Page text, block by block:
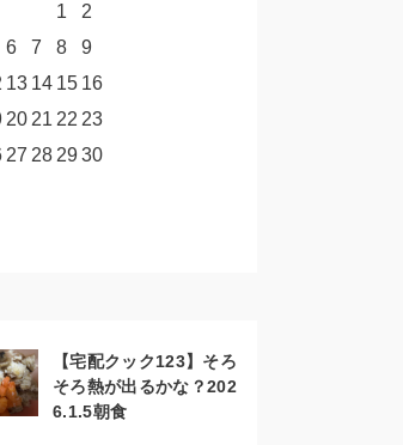
1
2
6 7 8
9
13 14 15 16
20 21 22 23
27 28 2930
【宅配クック123】そろ
そろ熱が出るかな？202
6.1.5朝食